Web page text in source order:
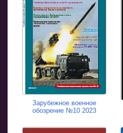
Зарубежное военное
обозрение №10 2023